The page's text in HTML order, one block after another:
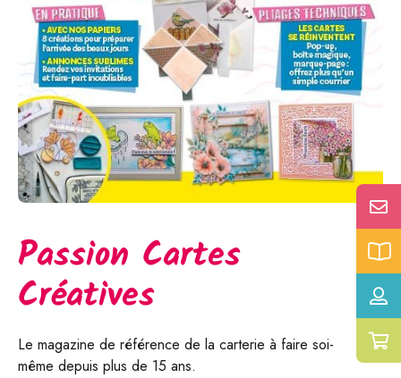
Passion Cartes
Créatives
Le magazine de référence de la carterie à faire soi-
même depuis plus de 15 ans.